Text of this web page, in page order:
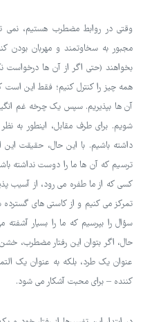
وقتی در روابط مضطرب هستیم، نمی
مجبور به سخاوتمند و مهربان بودن
بخواهند (حتی اگر از آن ها
همه چیز را کنترل کنیم؛ فقط این است
آن ها بپذیریم. سپس یک چرخه غم
شویم. برای طرف مقابل، اینطور به
داشته باشیم. با این حال، حقیقت
ترسیم که آن ها ما را دوست نداشته
کسی که از ما طفره می رود، از آسیب
تمرکز می کنیم و از کاستی های
سؤال را بپرسیم که ما را بسیار
حال، اگر بتوان این رفتار مضطرب،
عنوان یک طرد، بلکه به عنوان یک
کننده – برای محبت آشکار می شود.